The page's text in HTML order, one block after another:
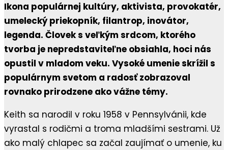
Ikona populárnej kultúry, aktivista, provokatér,
umelecký priekopník, filantrop, inovátor,
legenda. Človek s veľkým srdcom, ktorého
tvorba je nepredstaviteľne obsiahla, hoci nás
opustil v mladom veku. Vysoké umenie skrížil s
populárnym svetom a radosť zobrazoval
rovnako prirodzene ako vážne témy.
Keith sa narodil v roku 1958 v Pennsylvánii, kde
vyrastal s rodičmi a troma mladšími sestrami. Už
ako malý chlapec sa začal zaujímať o umenie, ku